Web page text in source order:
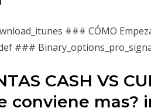
### CÓMO
###
CASH VS
conviene mas?